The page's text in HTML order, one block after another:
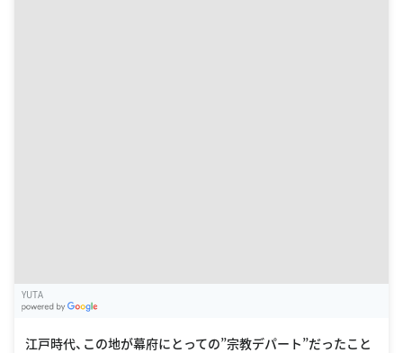
YUTA
江戸時代、この地が幕府にとっての”宗教デパート”だったこと